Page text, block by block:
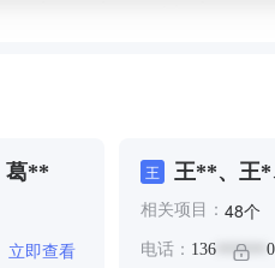
葛**
立即查看
王 王**、王
相关项目： 48个
电话： 136******